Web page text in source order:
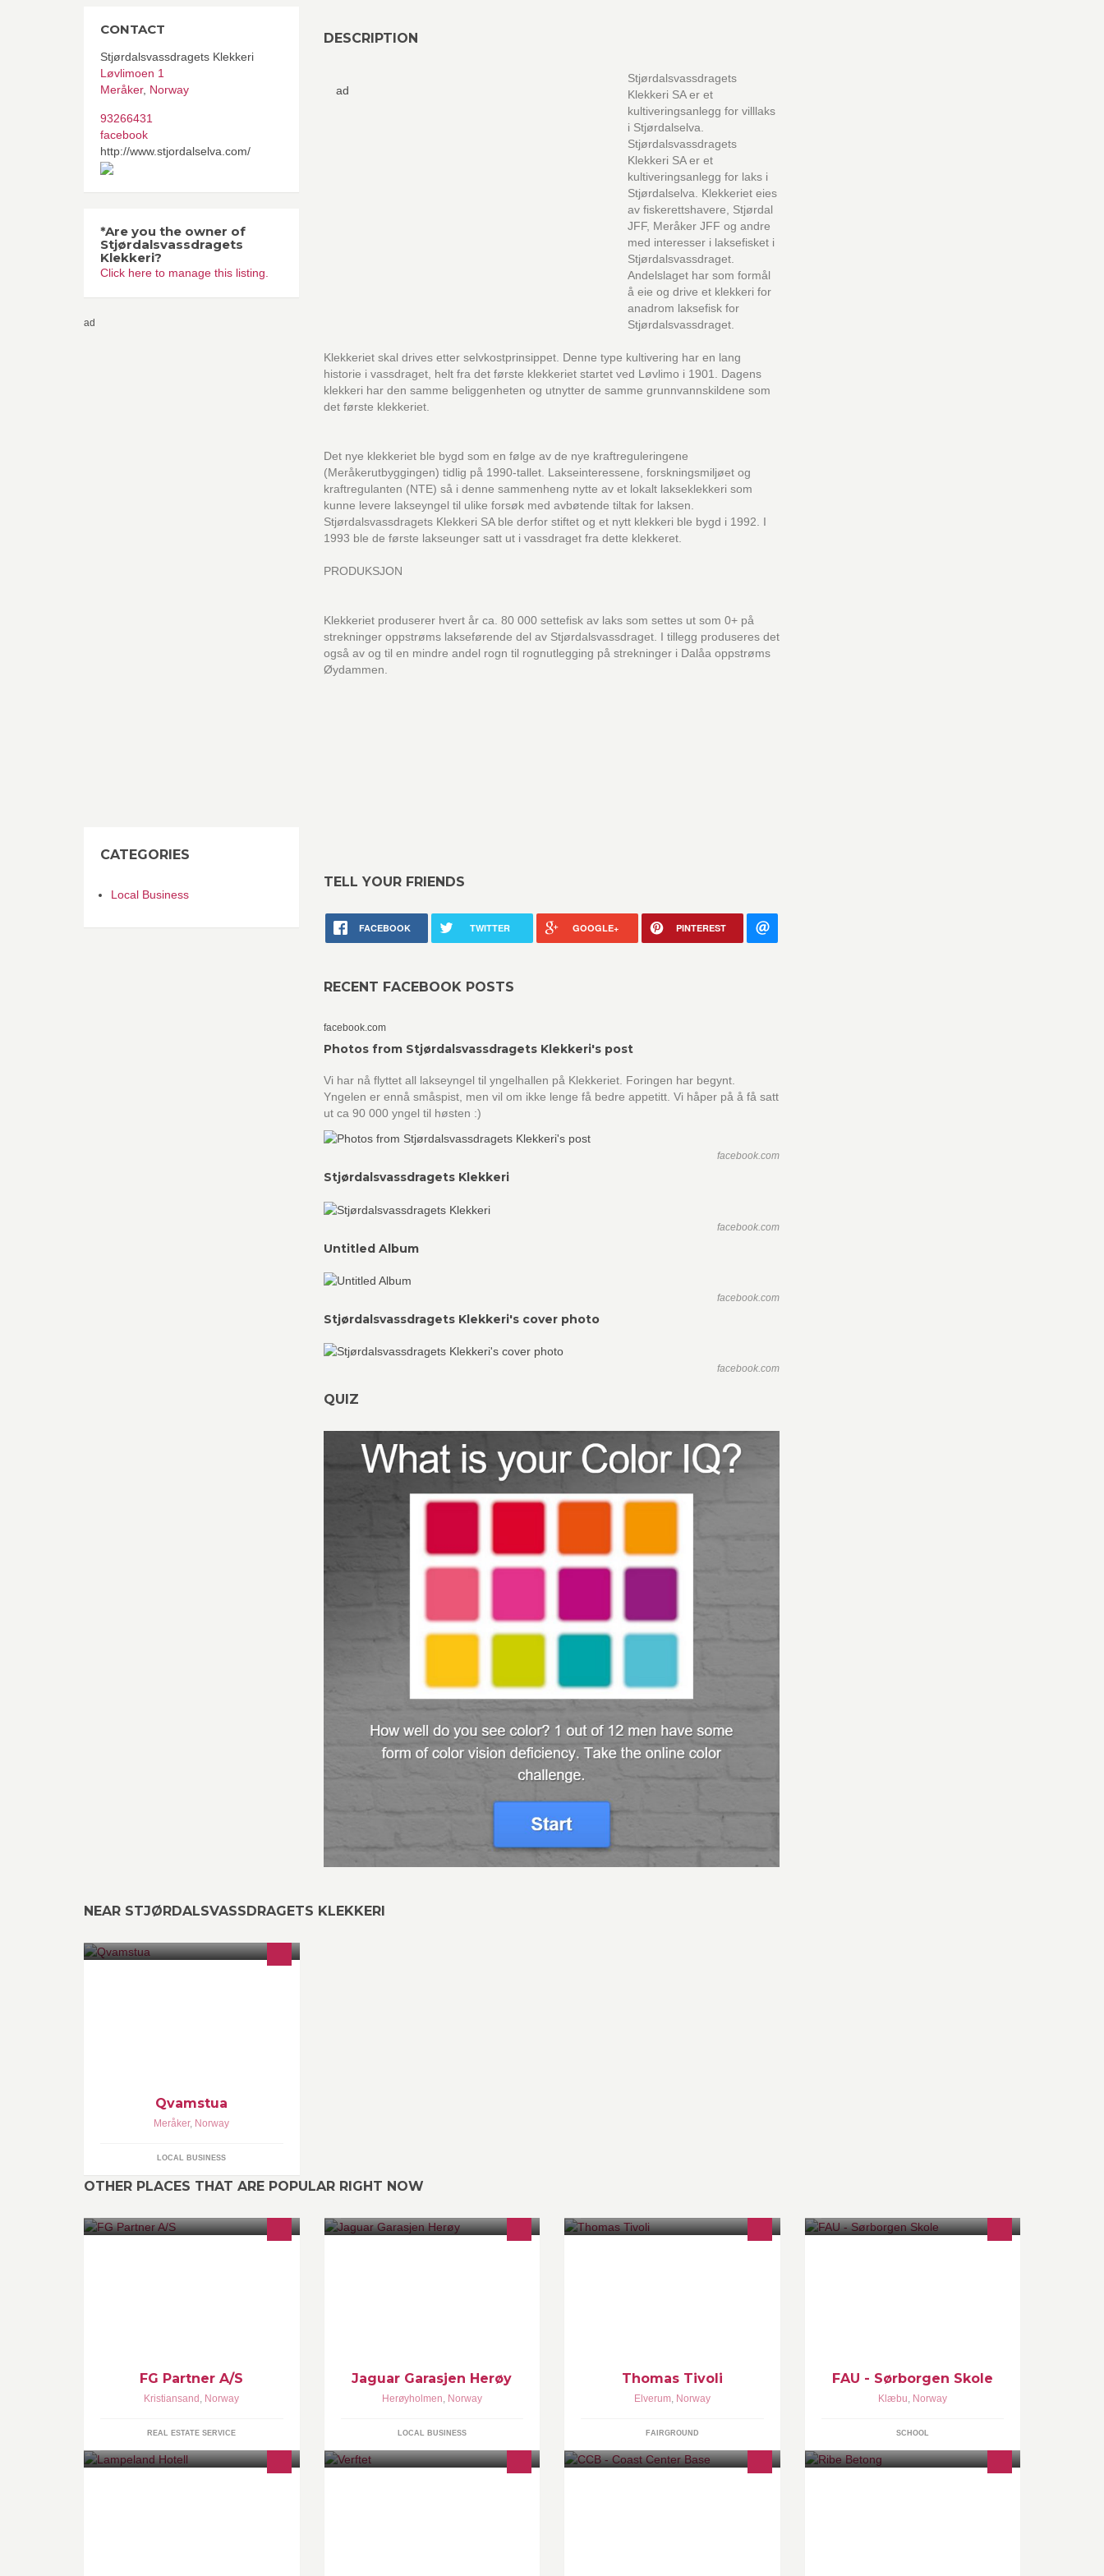
DESCRIPTION
ad
Stjørdalsvassdragets
Klekkeri SA er et
kultiveringsanlegg for villlaks
i Stjørdalselva.
Stjørdalsvassdragets
Klekkeri SA er et
kultiveringsanlegg for laks i
Stjørdalselva. Klekkeriet eies
av fiskerettshavere, Stjørdal
JFF, Meråker JFF og andre
med interesser i laksefisket i
Stjørdalsvassdraget.
Andelslaget har som formål
å eie og drive et klekkeri for
anadrom laksefisk for
Stjørdalsvassdraget.
Klekkeriet skal drives etter selvkostprinsippet. Denne type kultivering har en lang
historie i vassdraget, helt fra det første klekkeriet startet ved Løvlimo i 1901. Dagens
klekkeri har den samme beliggenheten og utnytter de samme grunnvannskildene som
det første klekkeriet.
Det nye klekkeriet ble bygd som en følge av de nye kraftreguleringene
(Meråkerutbyggingen) tidlig på 1990-tallet. Lakseinteressene, forskningsmiljøet og
kraftregulanten (NTE) så i denne sammenheng nytte av et lokalt lakseklekkeri som
kunne levere lakseyngel til ulike forsøk med avbøtende tiltak for laksen.
Stjørdalsvassdragets Klekkeri SA ble derfor stiftet og et nytt klekkeri ble bygd i 1992. I
1993 ble de første lakseunger satt ut i vassdraget fra dette klekkeret.
PRODUKSJON
Klekkeriet produserer hvert år ca. 80 000 settefisk av laks som settes ut som 0+ på
strekninger oppstrøms lakseførende del av Stjørdalsvassdraget. I tillegg produseres det
også av og til en mindre andel rogn til rognutlegging på strekninger i Dalåa oppstrøms
Øydammen.
TELL YOUR FRIENDS
FACEBOOK TWITTER GOOGLE+ PINTEREST
RECENT FACEBOOK POSTS
facebook.com
Photos from Stjørdalsvassdragets Klekkeri's post
Vi har nå flyttet all lakseyngel til yngelhallen på Klekkeriet. Foringen har begynt.
Yngelen er ennå småspist, men vil om ikke lenge få bedre appetitt. Vi håper på å få satt
ut ca 90 000 yngel til høsten :)
facebook.com
Stjørdalsvassdragets Klekkeri
facebook.com
Untitled Album
facebook.com
Stjørdalsvassdragets Klekkeri's cover photo
facebook.com
QUIZ
CONTACT
Stjørdalsvassdragets Klekkeri
Løvlimoen 1
Meråker, Norway
93266431
facebook
http://www.stjordalselva.com/
*Are you the owner of
Stjørdalsvassdragets
Klekkeri?
Click here to manage this listing.
ad
CATEGORIES
Local Business
NEAR STJØRDALSVASSDRAGETS KLEKKERI
Qvamstua
Meråker, Norway
LOCAL BUSINESS
OTHER PLACES THAT ARE POPULAR RIGHT NOW
FG Partner A/S
Kristiansand , Norway
REAL ESTATE SERVICE
Jaguar Garasjen Herøy
Herøyholmen, Norway
LOCAL BUSINESS
Thomas Tivoli
Elverum, Norway
FAIRGROUND
FAU - Sørborgen Skole
Klæbu, Norway
SCHOOL